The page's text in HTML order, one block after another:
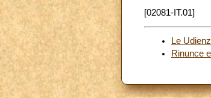
[02081-IT.01]
Le
Rinunce